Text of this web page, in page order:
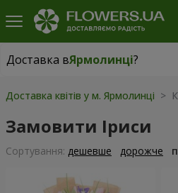
Доставка вЯрмолинці?
Доставка вЯрмолинці|
Доставка квітів у м. Ярмолинці >
Замовити Іриси
Сортування: дешевше дорожче